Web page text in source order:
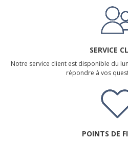
SERVICE
Notre service client est disponible du
répondre à vos
POINTS DE